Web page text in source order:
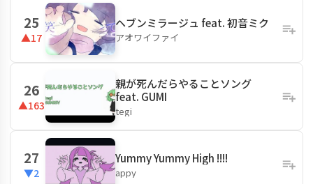
25
▲17
ヘブンミラージュ feat. 初音ミク
アオワイファイ
26
▲163
親が死んだらやることソング
feat. GUMI
tegi
27
▼2
Yummy Yummy High !!!!
appy